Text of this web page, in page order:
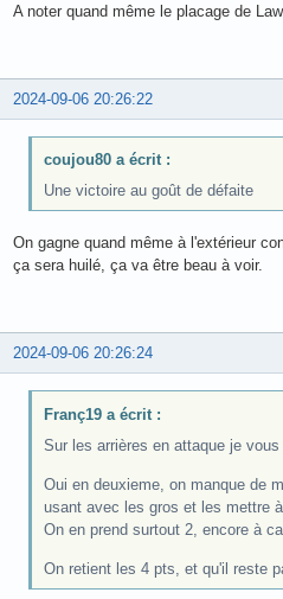
A noter quand même le placage de
2024-09-06 20:26:22
coujou80 a écrit :
Une victoire au goût de défaite
On gagne quand même à l'extérieur
ça sera huilé, ça va être beau à voir.
2024-09-06 20:26:24
Franç19 a écrit :
Sur les arrières en attaque je
Oui en deuxieme, on manque de
usant avec les gros et les mettre
On en prend surtout 2, encore à
On retient les 4 pts, et qu'il reste